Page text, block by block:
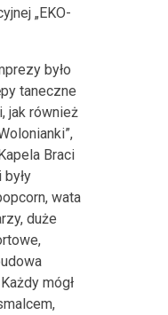
„EKO-
było
taneczne
jak również
Braci
wata
duże
mógł